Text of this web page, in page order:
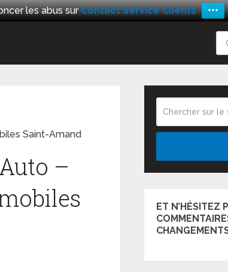
les abus surContact Service Clients +++
Saint-Amand
–
ET N’HÉSITEZ